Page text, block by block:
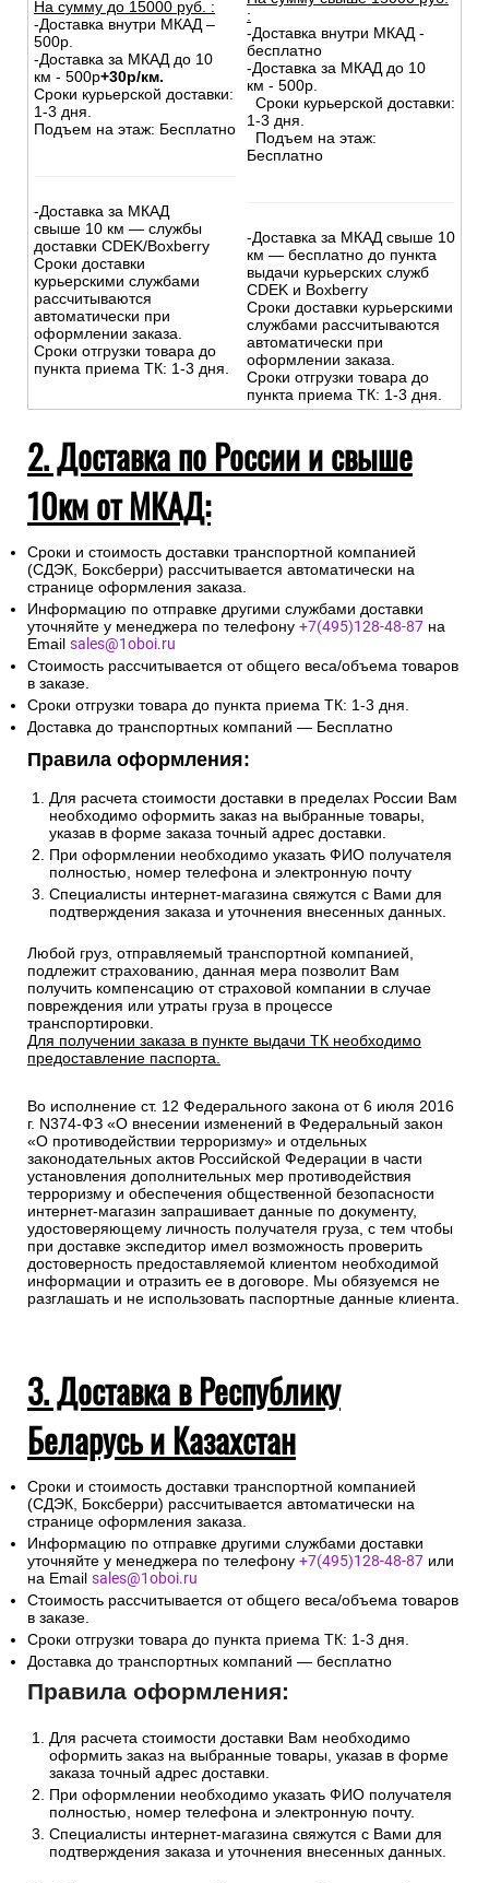
На сумму до 15000 руб. :
-Доставка внутри МКАД –
500р.
-Доставка за МКАД до 10
км - 500р+30р/км.
Сроки курьерской доставки:
1-3 дня.
Подъем на этаж: Бесплатно
-Доставка за МКАД
свыше 10 км — службы
доставки CDEK/Boxberry
Сроки доставки
курьерскими службами
рассчитываются
автоматически при
оформлении заказа.
Сроки отгрузки товара до
пункта приема ТК: 1-3 дня.
:
-Доставка внутри МКАД -
бесплатно
-Доставка за МКАД до 10
км - 500р.
Сроки курьерской доставки:
1-3 дня.
Подъем на этаж:
Бесплатно
-Доставка за МКАД свыше 10
км — бесплатно до пункта
выдачи курьерских служб
CDEK и Boxberry
Сроки доставки курьерскими
службами рассчитываются
автоматически при
оформлении заказа.
Сроки отгрузки товара до
пункта приема ТК: 1-3 дня.
2. Доставка по России и свыше
10км от МКАД:
Сроки и стоимость доставки транспортной компанией
(СДЭК, Боксберри) рассчитывается автоматически на
странице оформления заказа.
Информацию по отправке другими службами доставки
уточняйте у менеджера по телефону +7(495)128-48-87 на
Email sales@1oboi.ru
Стоимость рассчитывается от общего веса/объема товаров
в заказе.
Сроки отгрузки товара до пункта приема ТК: 1-3 дня.
Доставка до транспортных компаний — Бесплатно
Правила оформления:
Для расчета стоимости доставки в пределах России Вам
необходимо оформить заказ на выбранные товары,
указав в форме заказа точный адрес доставки.
При оформлении необходимо указать ФИО получателя
полностью, номер телефона и электронную почту
Специалисты интернет-магазина свяжутся с Вами для
подтверждения заказа и уточнения внесенных данных.
Любой груз, отправляемый транспортной компанией,
подлежит страхованию, данная мера позволит Вам
получить компенсацию от страховой компании в случае
повреждения или утраты груза в процессе
транспортировки.
Для получении заказа в пункте выдачи ТК необходимо
предоставление паспорта.
Во исполнение ст. 12 Федерального закона от 6 июля 2016
г. N374-ФЗ «О внесении изменений в Федеральный закон
«О противодействии терроризму» и отдельных
законодательных актов Российской Федерации в части
установления дополнительных мер противодействия
терроризму и обеспечения общественной безопасности
интернет-магазин запрашивает данные по документу,
удостоверяющему личность получателя груза, с тем чтобы
при доставке экспедитор имел возможность проверить
достоверность предоставляемой клиентом необходимой
информации и отразить ее в договоре. Мы обязуемся не
разглашать и не использовать паспортные данные клиента.
3. Доставка в Республику
Беларусь и Казахстан
Сроки и стоимость доставки транспортной компанией
(СДЭК, Боксберри) рассчитывается автоматически на
странице оформления заказа.
Информацию по отправке другими службами доставки
уточняйте у менеджера по телефону +7(495)128-48-87 или
на Email sales@1oboi.ru
Стоимость рассчитывается от общего веса/объема товаров
в заказе.
Сроки отгрузки товара до пункта приема ТК: 1-3 дня.
Доставка до транспортных компаний — бесплатно
Правила оформления:
Для расчета стоимости доставки Вам необходимо
оформить заказ на выбранные товары, указав в форме
заказа точный адрес доставки.
При оформлении необходимо указать ФИО получателя
полностью, номер телефона и электронную почту.
Специалисты интернет-магазина свяжутся с Вами для
подтверждения заказа и уточнения внесенных данных.